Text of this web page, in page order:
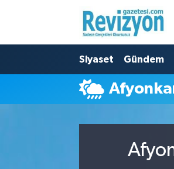
Siyaset Gündem
Nöbetçi Eczaneler
Hava Durumu
Namaz Vakitleri
Süper Lig Puan Durumu ve